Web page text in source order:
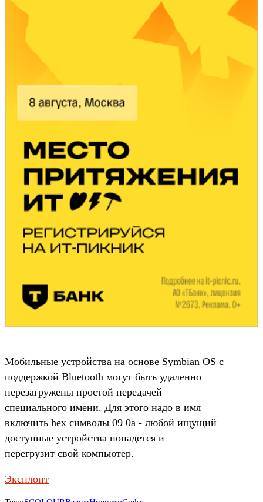
Мобильные устройства на основе Symbian OS с
поддержкой Bluetooth могут быть удаленно
перезагружены простой передачей
специального имени. Для этого надо в имя
включить hex символы 09 0a - любой ищущий
доступные устройства попадется и
перегрузит свой компьютер.
Эксплоит